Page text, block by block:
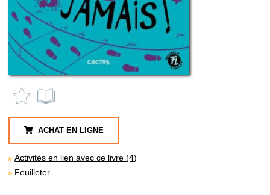
ACHAT EN LIGNE
Activités en lien avec ce livre (4)
Feuilleter